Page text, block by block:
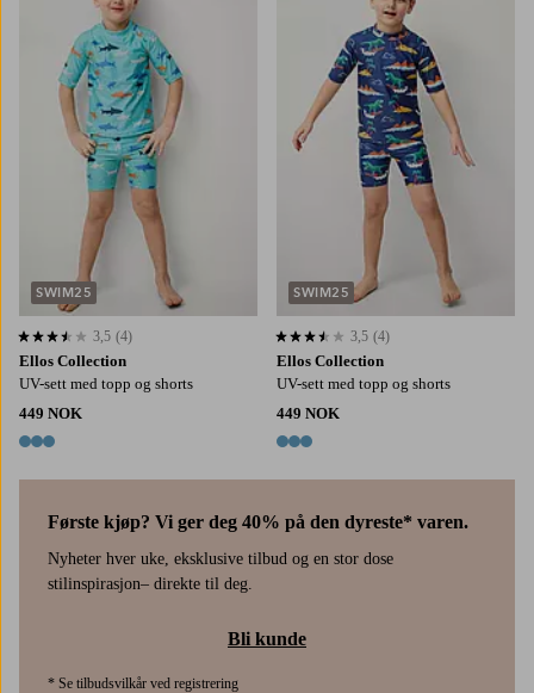
Ellos Collection
UV-sett med topp og shorts
449 NOK
3 farger
3,5 basert på 4 karaktergivninger
3,5 (4)
SWIM25
98/104110/116122/128
Ellos Collection
UV-sett med topp og shorts
449 NOK
3 farger
3,5 basert på 4 karaktergivninger
3,5 (4)
SWIM25
110/116122/128
Første kjøp? Vi ger deg 40% på den dyreste* varen.
Nyheter hver uke, eksklusive tilbud og en stor dose
stilinspirasjon– direkte til deg.
Bli kunde
* Se tilbudsvilkår ved registrering